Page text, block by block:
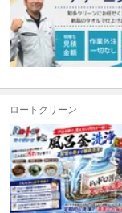
ロートクリーン